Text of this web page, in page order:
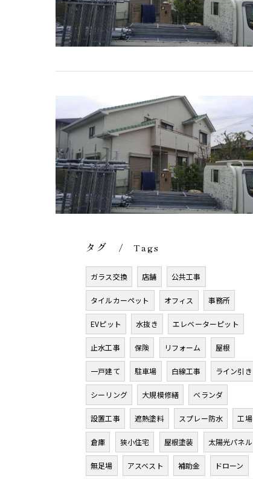
タグ Tags
ガラス交換 店舗 公共工事
タイルカーペット オフィス 事務所
EVピット 水抜き エレベーターピット
止水工事 保険 リフォーム 屋根
一戸建て 駐車場 白線工事 ライン引き
シーリング 大規模修繕 ベランダ
設置工事 遮熱塗料 スプレー防水 工場
倉庫 狭小住宅 屋根塗装 太陽光パネル
無足場 アスベスト 補助金 ドローン